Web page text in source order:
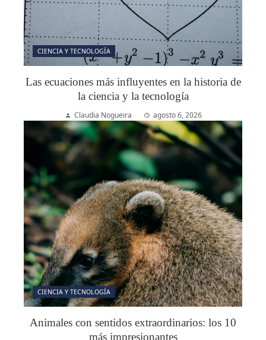
CIENCIA Y TECNOLOGÍA
Las ecuaciones más influyentes en la historia de
la ciencia y la tecnología
Claudia Nogueira agosto 6, 2026
CIENCIA Y TECNOLOGÍA
Animales con sentidos extraordinarios: los 10
más impresionantes